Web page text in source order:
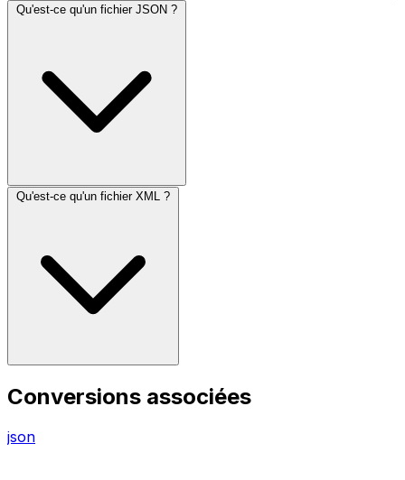
Qu'est-ce qu'un fichier JSON ?
Qu'est-ce qu'un fichier XML ?
Conversions associées
json